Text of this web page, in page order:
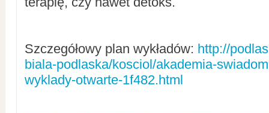
Szczegółowy plan wykładów: http://
biala-podlaska/kosciol/akademia-
wyklady-otwarte-1f482.html